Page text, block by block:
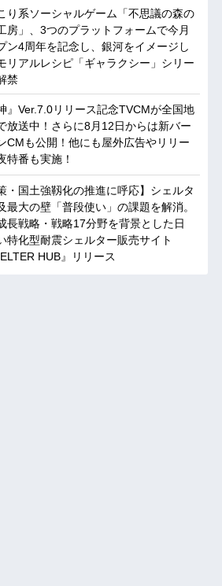
り系ソーシャルゲーム「不思議の森の
房」、3つのプラットフォームで今月
ン4周年を記念し、銀河をイメージし
リアルレシピ「ギャラクシー」シリー
禁
』Ver.7.0リリース記念TVCMが全国地
放送中！さらに8月12日からは新バー
CMも公開！他にも屋外広告やリリー
特番も実施！
・国土強靱化の推進に呼応】シェルタ
最大の壁「普段使い」の課題を解消。
長戦略・戦略17分野を背景とした日
特化型耐震シェルター販売サイト
HUB』リリース